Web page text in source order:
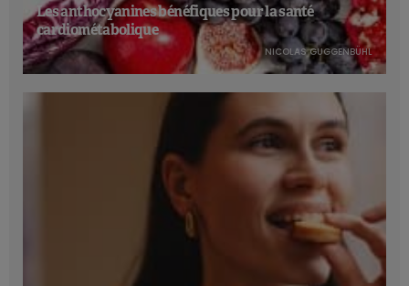
Les anthocyanines bénéfiques pour la santé
cardiométabolique
NICOLAS GUGGENBÜHL